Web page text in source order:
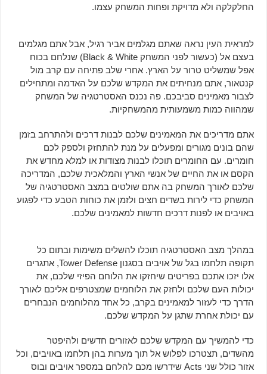
החלקלקה ולא מדויקת ופחות המשחק עצמו.
למראית העין נראה שאתם מגלמים אביר רגיל, אבל אתם מגלמים
בעצם אל (כעשור לפני המשחק Black & White) שנלחם בכוח
אפל שמשליט טרור על הארץ. אחרי שלב פתיחה עם קרב מול
קנטאור, אתם מנחיתים את המקדש שלכם על האדמה ומתחילים
לצבור מאמינים סביבכם. פה נכנס האסטרטגיה של המשחק
שמהווה כמות משמעותית מהמשחקיות.
אתם מדריכים את המאמינים שלכם לבנות דרכים ולהתרחב בזמן
שהם בונים מגורים ומפעלים על מנת להתחזק ולספק לכם
חומרים. עם החומרים תוכלו לבנות מצודות או למלא מחדש את
הקסם או את החיים של אנשי הארץ והמלאכית שלכם, המדריכה
שלכם לאורך המשחק בה אתם שולטים במצב האסטרטגיה של
המשחק כדי לירות בשדים חצים ולזמן את כוחות הטבע כדי לפגוע
באויבים או לפנות דרכים חדשות למאמינים שלכם.
במהלך מצב האסטרטגיה תוכלו להשלים משימות ובתום כל
תקופה תלחמו בגל של אויבים בסגנון Tower Defense, אתגרים
אלו יזכו אתכם בפריטים שיחזקו את הלוחם הפיזי שלכם, את
יכולות העם שלכם ולחזק את הלוחמים שמצטרפים אליכם לאורך
הדרך כדי לעזור למאמינים בקרב, כל אחד מהלוחמים הנבחרים
עם יכולת אחרת שתגן על המקדש שלכם.
כדי להמשיך עם המקדש שלכם לאזורים חדשים ולהיפטר
מהשדים, תצטרכו לפלוש אל תוך מערות בהן תלחמו באויבים, וכל
אזור כולל שני Acts שידרשו מכם להלחם במספר אויבים ובוס